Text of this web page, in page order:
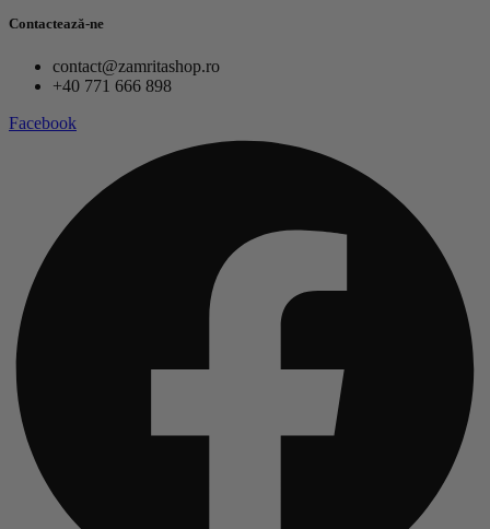
Contactează-ne
contact@zamritashop.ro
+40 771 666 898
Facebook